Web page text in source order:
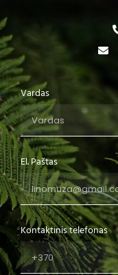
Vardas
El. Paštas
Kontaktinis telefonas